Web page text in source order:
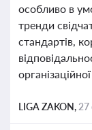
особливо в
тренди
стандартів,
LIGA ZAKON, 27